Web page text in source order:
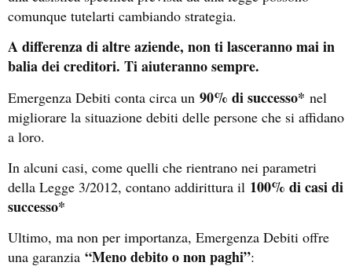
comunque tutelarti cambiando strategia.
A differenza di altre aziende, non ti lasceranno mai in
balia dei creditori. Ti aiuteranno sempre.
Emergenza Debiti conta circa un 90% di successo* nel
migliorare la situazione debiti delle persone che si affidano
a loro.
In alcuni casi, come quelli che rientrano nei parametri
della Legge 3/2012, contano addirittura il 100% di casi di
successo*
Ultimo, ma non per importanza, Emergenza Debiti offre
una garanzia “Meno debito o non paghi”: